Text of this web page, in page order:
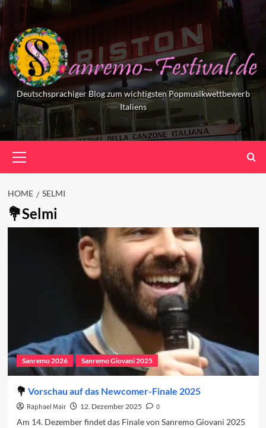
Skip
to
content
Deutschsprachiger Blog zum wichtigsten Popmusikwettbewerb
Italiens
Menu
HOME SELMI
Selmi
Sanremo 2026 Sanremo Giovani 2025
Vorschau auf das Newcomer-Finale 2025
Raphael Mair 12. Dezember 2025
0
Am 14. Dezember findet das Finale von Sanremo Giovani 2025